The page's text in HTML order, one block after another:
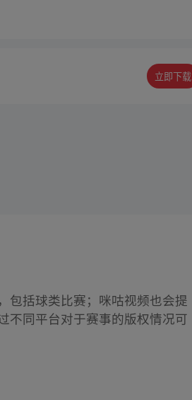
立即下载
包括球类比赛；咪咕视频也会提
不同平台对于赛事的版权情况可